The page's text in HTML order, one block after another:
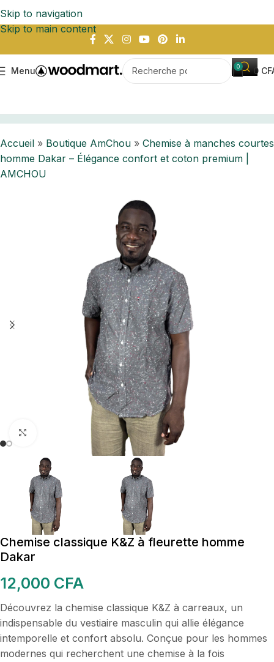
Skip to navigation
Skip to main content
Menu 0 0
Accueil » Boutique AmChou » Chemise à manches courtes
homme Dakar – Élégance confort et coton premium |
AMCHOU
Cliquez pour agrandir
Chemise classique K&Z à fleurette homme
Dakar
12,000 CFA
Découvrez la chemise classique K&Z à carreaux, un
indispensable du vestiaire masculin qui allie élégance
intemporelle et confort absolu. Conçue pour les hommes
modernes qui recherchent une chemise à la fois